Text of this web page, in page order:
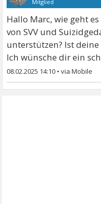
Mitglied
Hallo Marc, wie geht
von SVV und
unterstützen? Ist
Ich wünsche dir ein
08.02.2025 14:10 •